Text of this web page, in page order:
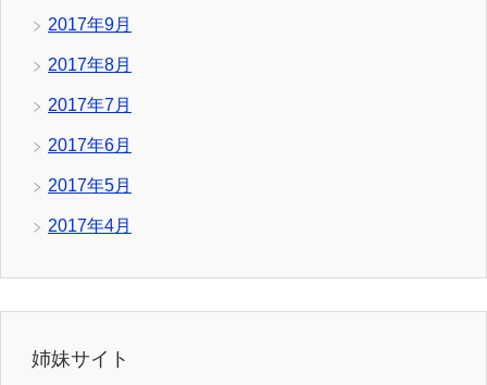
2017年9月
2017年8月
2017年7月
2017年6月
2017年5月
2017年4月
姉妹サイト